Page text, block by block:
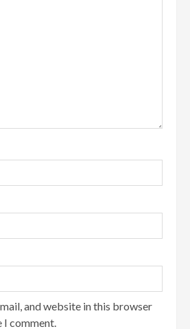
and website in this browser
I comment.